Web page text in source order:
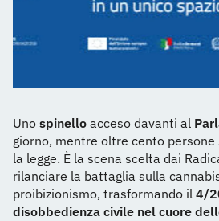
Uno spinello acceso davanti al
giorno, mentre oltre cento
la legge. È la scena scelta dai
rilanciare la battaglia sulla
proibizionismo, trasformando il 4/
disobbedienza civile nel cuore